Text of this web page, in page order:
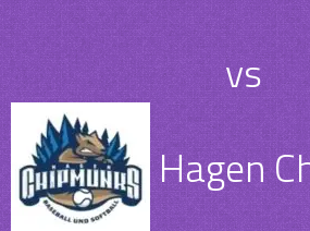
vs
Hagen